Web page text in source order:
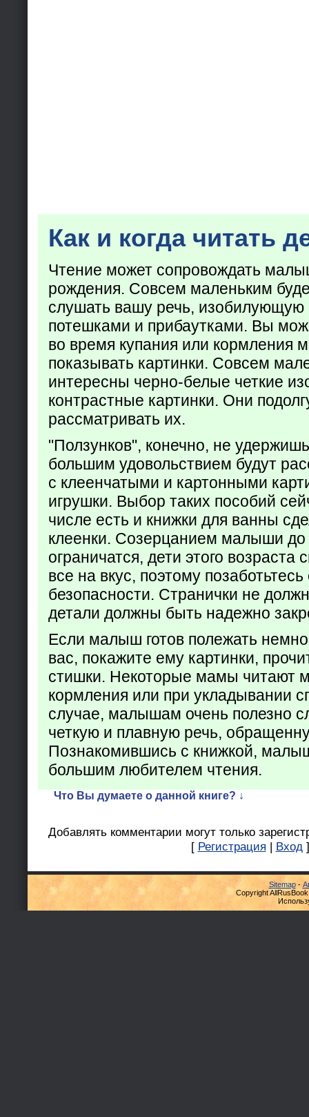
Как и когда читать
Чтение может сопровождать
рождения. Совсем маленьким
слушать вашу речь,
потешками и прибаутками. Вы
во время купания или кормления
показывать картинки. Совсем
интересны черно-белые четкие
контрастные картинки. Они
рассматривать их.
"Ползунков", конечно, не
большим удовольствием будут
с клеенчатыми и картонными
игрушки. Выбор таких пособий
числе есть и книжки для ванны
клеенки. Созерцанием малыши до
ограничатся, дети этого возраста
все на вкус, поэтому позаботьтесь
безопасности. Странички не
детали должны быть надежно
Если малыш готов полежать
вас, покажите ему картинки,
стишки. Некоторые мамы читают
кормления или при укладывании
случае, малышам очень полезно
четкую и плавную речь,
Познакомившись с книжкой,
большим любителем чтения.
Что Вы думаете о данной книге? ↓
Добавлять комментарии могут только
[ Регистрация | Вход ]
Sitemap-
Copyright